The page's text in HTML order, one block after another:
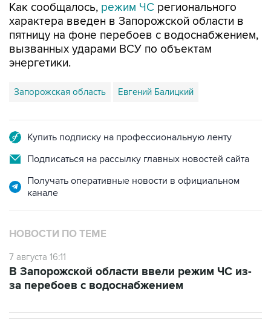
Как сообщалось, режим ЧС регионального
характера введен в Запорожской области в
пятницу на фоне перебоев с водоснабжением,
вызванных ударами ВСУ по объектам
энергетики.
Запорожская область Евгений Балицкий
Купить подписку на профессиональную ленту
Подписаться на рассылку главных новостей сайта
Получать оперативные новости в официальном
канале
НОВОСТИ ПО ТЕМЕ
7 августа 16:11
В Запорожской области ввели режим ЧС из-
за перебоев с водоснабжением